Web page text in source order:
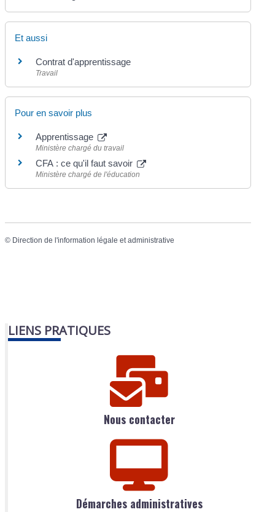
Et aussi
Contrat d'apprentissage
Travail
Pour en savoir plus
Apprentissage
Ministère chargé du travail
CFA : ce qu'il faut savoir
Ministère chargé de l'éducation
© Direction de l'information légale et administrative
LIENS PRATIQUES
Nous contacter
Démarches administratives